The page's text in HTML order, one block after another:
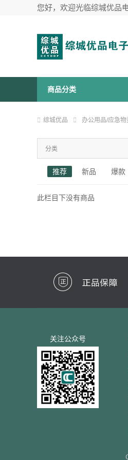
您好，欢迎光临综城优品
商品分类
综城优品 办公用品/应急物
分类
推荐 新品 爆款
此栏目下没有商品
关注公众号